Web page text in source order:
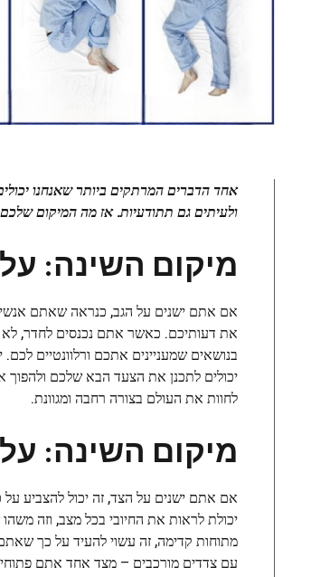
אחד הדברים המרתקים ביותר שאנחנו
ולעיתים גם תתודעיות. אז מה המיקום
מיקום השינה:
אם אתם ישנים על הגב, כנראה שאתם
את דעותיכם. כאשר אתם נכנסים לחדר,
בנושאים שמעניינים אתכם ורלוונטיים
יכולים לתכנן את הצעד הבא שלכם ולהפוך
לחוות את העולם בצורה רחבה ומגוונת.
מיקום השינה:
אם אתם ישנים על הצד, זה יכול להצביע על
יכולת לראות את החיובי בכל מצב, וזה
מתוחות קדימה, זה עשוי להעיד על כך
עם צדדים מורכבים – מצד אחד אתם